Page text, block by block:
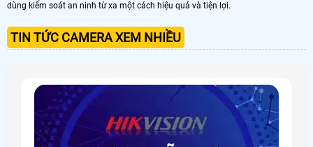
dùng kiểm soát an ninh từ xa một cách hiệu quả và tiện lợi.
TIN TỨC CAMERA XEM NHIỀU